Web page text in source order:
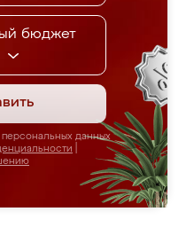
бюджет
данных